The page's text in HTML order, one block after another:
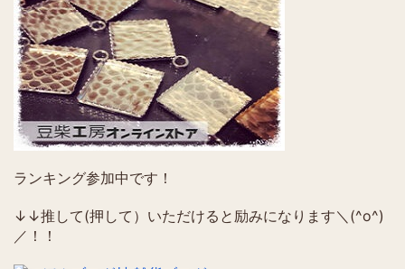
ランキング参加中です！
↓↓推して(押して）いただけると励みになります＼(^o^)
／！！